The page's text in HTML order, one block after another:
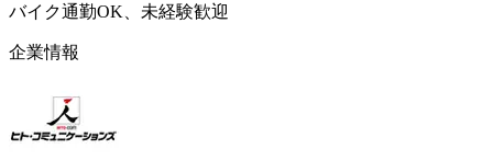
バイク通勤OK、未経験歓迎
企業情報